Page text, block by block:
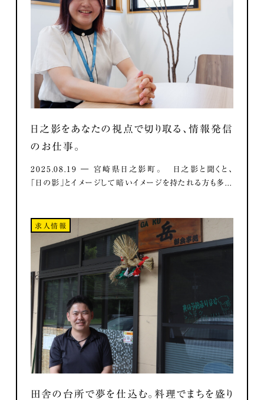
日之影をあなたの視点で切り取る、情報発信
のお仕事。
2025.08.19 ― 宮崎県日之影町。 日之影と聞くと、
「日の影」とイメージして暗いイメージを持たれる方も多...
求人情報
田舎の台所で夢を仕込む。料理でまちを盛り